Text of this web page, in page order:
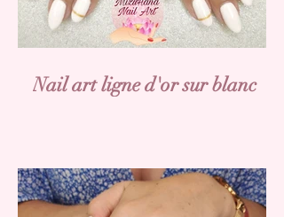
Nail art ligne d'or sur blanc